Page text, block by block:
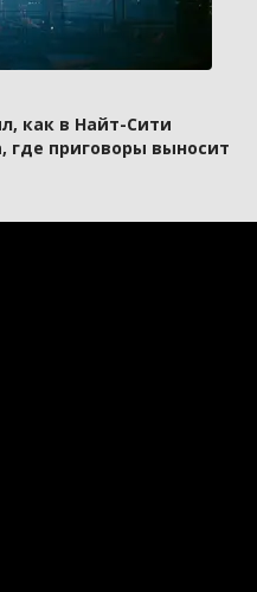
как в Найт-Сити
где приговоры выносит